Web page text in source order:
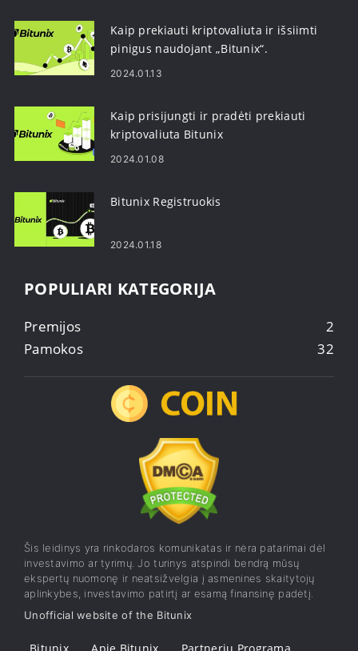
Kaip prekiauti kriptovaliuta ir išsiimti
pinigus naudojant „Bitunix“.
2024.01.13
Kaip prisijungti ir pradėti prekiauti
kriptovaliuta Bitunix
2024.01.08
Bitunix Registruokis
2024.01.18
POPULIARI KATEGORIJA
Premijos
2
Pamokos
32
Šis leidinys yra rinkodaros komunikatas ir nėra patarimai dėl
investavimo ar tyrimų. Jo turinys atspindi bendrą mūsų
ekspertų nuomonę ir neatsižvelgia į asmenines skaitytojų
aplinkybes, investavimo patirtį ar esamą finansinę padėtį.
Unofficial website of the Bitunix